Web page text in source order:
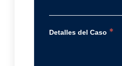
Detalles del Caso *